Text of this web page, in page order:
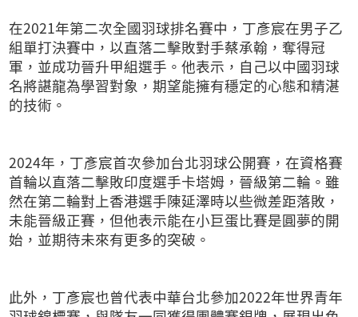
在2021年第二次全國羽球排名賽中，丁彥宸在男子乙
組單打決賽中，以直落二擊敗對手蔡承翰，奪得冠
軍，並成功晉升甲組選手。他表示，自己以中國羽球
名將諶龍為學習對象，期望能擁有穩定的心態和精湛
的技術。
2024年，丁彥宸首次參加台北羽球公開賽，在資格賽
首輪以直落二擊敗印度選手卡塔姆，晉級第二輪。雖
然在第二輪對上香港選手陳延澤時以些微差距落敗，
未能晉級正賽，但他表示能在小巨蛋比賽是圓夢的開
始，並期待未來有更多的突破。
此外，丁彥宸也曾代表中華台北參加2022年世界青年